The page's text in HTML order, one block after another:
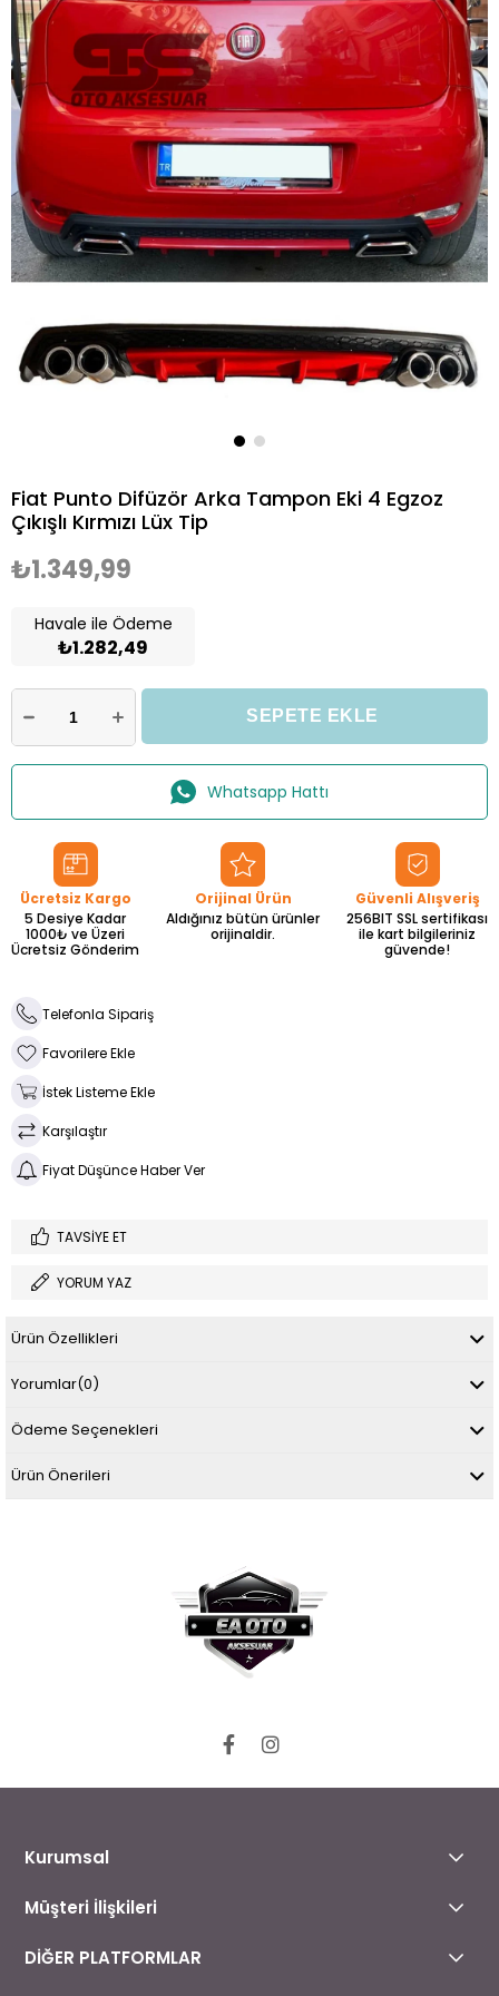
Fiat Punto Difüzör Arka Tampon Eki 4 Egzoz
Çıkışlı Kırmızı Lüx Tip
₺1.349,99
Havale ile Ödeme
₺1.282,49
Whatsapp Hattı
Ücretsiz Kargo
5 Desiye Kadar
1000₺ ve Üzeri
Ücretsiz Gönderim
Orijinal Ürün
Aldığınız bütün ürünler
orijinaldir.
Güvenli Alışveriş
256BIT SSL sertifikası
ile kart bilgileriniz
güvende!
Telefonla Sipariş
Favorilere Ekle
İstek Listeme Ekle
Karşılaştır
Fiyat Düşünce Haber Ver
TAVSIYE ET
YORUM YAZ
Ürün Özellikleri
Yorumlar(0)
Ödeme Seçenekleri
Ürün Önerileri
Kurumsal
Müşteri İlişkileri
DİĞER PLATFORMLAR